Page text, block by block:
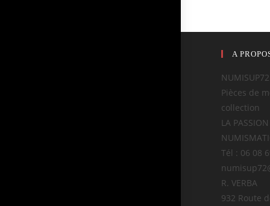
A
NUMISUP72
Pièces de
collection
LA
Tél : 06 08
R. VERBA
932 Route